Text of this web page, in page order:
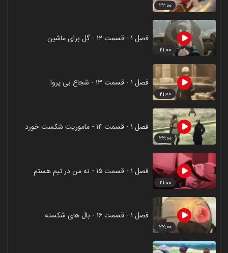
۲۲:۰۰
۲۱:۰۰
فصل ۱ - قسمت ۱۲ - گل برای ماشین
۲۱:۰۰
فصل ۱ - قسمت ۱۳ - شجاع بی پروا
۲۲:۰۰
فصل ۱ - قسمت ۱۴ - ماموریت شکست خورد
۲۱:۰۰
فصل ۱ - قسمت ۱۵ - نه من در تیم هستم
۲۲:۰۰
فصل ۱ - قسمت ۱۶ - بال های شکسته